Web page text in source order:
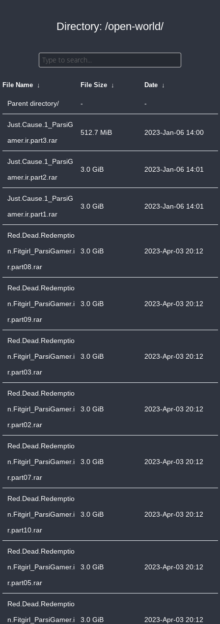
Directory: /open-world/
File Name ↓ File Size ↓ Date ↓
Parent directory/ - -
Just.Cause.1_ParsiG
amer.ir.part3.rar
512.7 MiB 2023-Jan-06 14:00
Just.Cause.1_ParsiG
amer.ir.part2.rar
3.0 GiB 2023-Jan-06 14:01
Just.Cause.1_ParsiG
amer.ir.part1.rar
3.0 GiB 2023-Jan-06 14:01
Red.Dead.Redemptio
n.Fitgirl_ParsiGamer.i
r.part08.rar
3.0 GiB 2023-Apr-03 20:12
Red.Dead.Redemptio
n.Fitgirl_ParsiGamer.i
r.part09.rar
3.0 GiB 2023-Apr-03 20:12
Red.Dead.Redemptio
n.Fitgirl_ParsiGamer.i
r.part03.rar
3.0 GiB 2023-Apr-03 20:12
Red.Dead.Redemptio
n.Fitgirl_ParsiGamer.i
r.part02.rar
3.0 GiB 2023-Apr-03 20:12
Red.Dead.Redemptio
n.Fitgirl_ParsiGamer.i
r.part07.rar
3.0 GiB 2023-Apr-03 20:12
Red.Dead.Redemptio
n.Fitgirl_ParsiGamer.i
r.part10.rar
3.0 GiB 2023-Apr-03 20:12
Red.Dead.Redemptio
n.Fitgirl_ParsiGamer.i
r.part05.rar
3.0 GiB 2023-Apr-03 20:12
Red.Dead.Redemptio
n.Fitgirl_ParsiGamer.i
3.0 GiB 2023-Apr-03 20:12